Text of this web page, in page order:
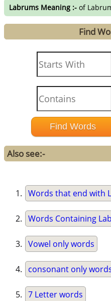
Labrums Meaning :- of
Find
Also see:-
Words that end with
Words Containing
Vowel only words
consonant only
7 Letter words